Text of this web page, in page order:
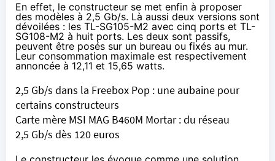
En effet, le constructeur se met enfin à proposer
des modèles à 2,5 Gb/s. Là aussi deux versions sont
dévoilées : les TL-SG105-M2 avec cinq ports et TL-
SG108-M2 à huit ports. Les deux sont passifs,
peuvent être posés sur un bureau ou fixés au mur.
Leur consommation maximale est respectivement
annoncée à 12,11 et 15,65 watts.
2,5 Gb/s dans la Freebox Pop : une aubaine pour
certains constructeurs
Carte mère MSI MAG B460M Mortar : du réseau
2,5 Gb/s dès 120 euros